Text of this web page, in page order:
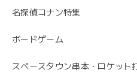
名探偵コナン特集
ボードゲーム
スペースタウン串本・ロケット